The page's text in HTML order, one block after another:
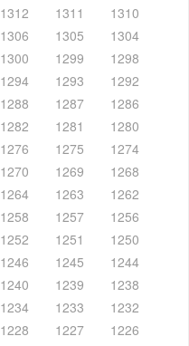
1312 1311
1310
1306 1305
1304
1300 1299
1298
1294 1293
1292
1288 1287
1286
1282 1281
1280
1276 1275
1274
1270 1269
1268
1264 1263
1262
1258 1257
1256
1252 1251
1250
1246 1245
1244
1240 1239
1238
1234 1233
1232
1228 1227
1226